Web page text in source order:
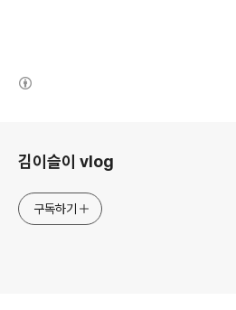
김이슬이 vlog
구독하기